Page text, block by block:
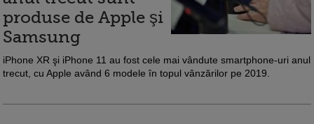
produse de Apple şi
Samsung
iPhone XR şi iPhone 11 au fost cele mai vândute smartphone-uri anul
trecut, cu Apple având 6 modele în topul vânzărilor pe 2019.